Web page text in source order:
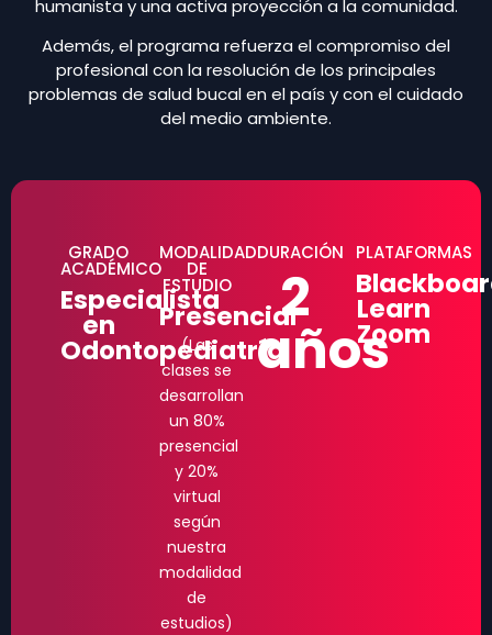
humanista y una activa proyección a la comunidad.
Además, el programa refuerza el compromiso del
profesional con la resolución de los principales
problemas de salud bucal en el país y con el cuidado
del medio ambiente.
GRADO
ACADÉMICO
Especialista
en
Odontopediatría
MODALIDAD
DE
ESTUDIO
Presencial
(Las
clases se
desarrollan
un 80%
presencial
y 20%
virtual
según
nuestra
modalidad
de
estudios)
DURACIÓN
2
años
PLATAFORMAS
Learn
Zoom